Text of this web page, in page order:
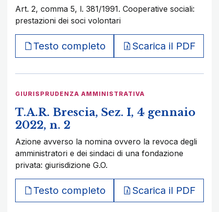
Art. 2, comma 5, l. 381/1991. Cooperative sociali:
prestazioni dei soci volontari
Testo completo Scarica il PDF
GIURISPRUDENZA AMMINISTRATIVA
T.A.R. Brescia, Sez. I, 4 gennaio
2022, n. 2
Azione avverso la nomina ovvero la revoca degli
amministratori e dei sindaci di una fondazione
privata: giurisdizione G.O.
Testo completo Scarica il PDF